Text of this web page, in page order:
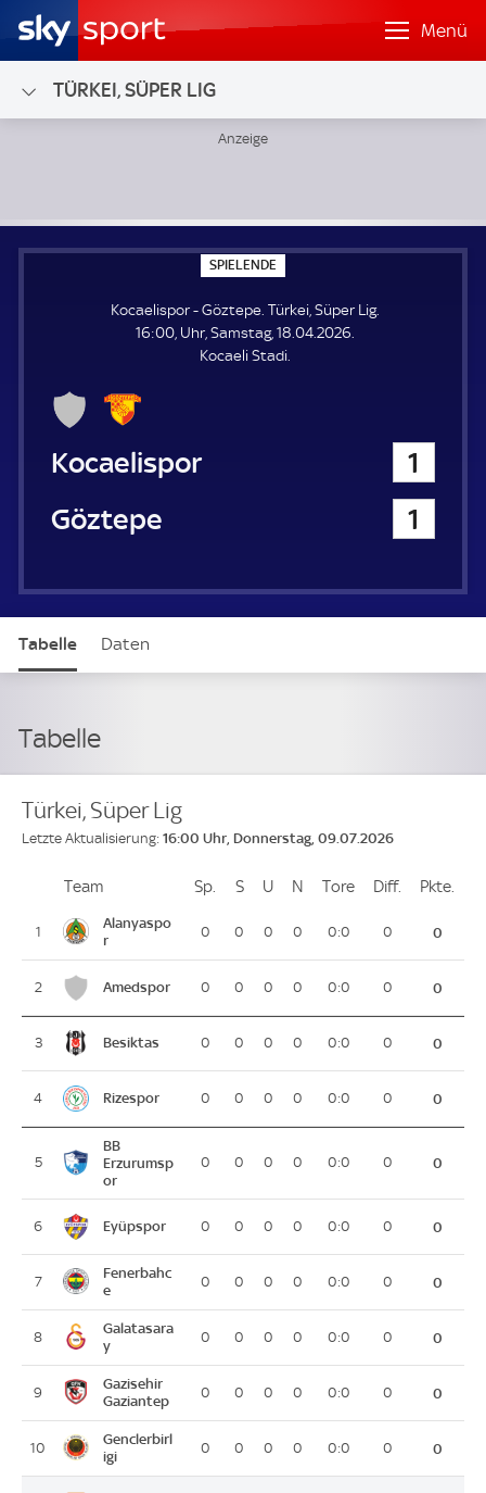
Menü
TÜRKEI, SÜPER LIG
SPIELENDE
P
E
L
E
N
Kocaelispor - Göztepe. Türkei, Süper Lig.
16:00, Uhr, Samstag, 18.04.2026.
Kocaeli Stadi.
Kocaelispor
1
Göztepe
1
Tabelle Daten
Tabelle
Türkei, Süper Lig
Letzte Aktualisierung: 16:00 Uhr, Donnerstag, 09.07.2026
PlatzTeam Sp. Spiele
SSiege
U Unentschieden
N Niederlagen
Tore ToreDiff. Differenz
Pkte.
1
Alanyaspo
r
0 0 0 0 0:0 0 0
2 Amedspor 0 0 0 0 0:0 0 0
3 Besiktas 0 0 0 0 0:0 0 0
4 Rizespor 0 0 0 0 0:0 0 0
5
BB
Erzurumsp
or
0 0 0 0 0:0 0 0
6 Eyüpspor 0 0 0 0 0:0 0 0
7
Fenerbahc
e
0 0 0 0 0:0 0 0
8
Galatasara
y
0 0 0 0 0:0 0 0
9
Gazisehir
Gaziantep
0 0 0 0 0:0 0 0
10
Genclerbirl
igi
0 0 0 0 0:0 0 0